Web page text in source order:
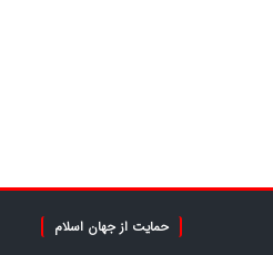
حمایت از جهان اسلام